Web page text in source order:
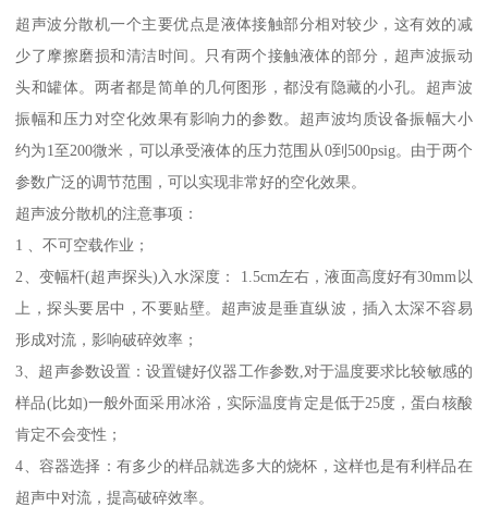
超声波分散机一个主要优点是液体接触部分相对较少，这有效的减
少了摩擦磨损和清洁时间。只有两个接触液体的部分，超声波振动
头和罐体。两者都是简单的几何图形，都没有隐藏的小孔。超声波
振幅和压力对空化效果有影响力的参数。超声波均质设备振幅大小
约为1至200微米，可以承受液体的压力范围从0到500psig。由于两个
参数广泛的调节范围，可以实现非常好的空化效果。
超声波分散机的注意事项：
1 、不可空载作业；
2、变幅杆(超声探头)入水深度： 1.5cm左右，液面高度好有30mm以
上，探头要居中，不要贴壁。超声波是垂直纵波，插入太深不容易
形成对流，影响破碎效率；
3、超声参数设置：设置键好仪器工作参数,对于温度要求比较敏感的
样品(比如)一般外面采用冰浴，实际温度肯定是低于25度，蛋白核酸
肯定不会变性；
4、容器选择：有多少的样品就选多大的烧杯，这样也是有利样品在
超声中对流，提高破碎效率。